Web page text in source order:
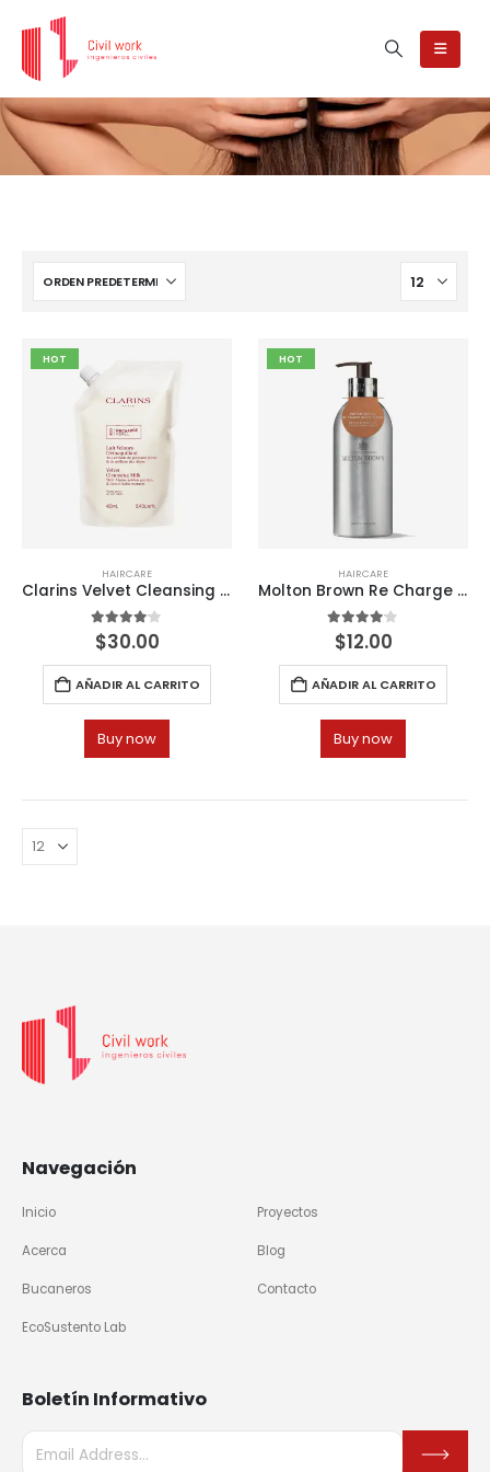
HOT
HAIRCARE
Clarins Velvet Cleansing Milk Refill 400ml
4.00out of 5
$30.00
AÑADIR AL CARRITO
Buy now
HOT
HAIRCARE
Molton Brown Re Charge Black Pepper Infinite Bottle
4.00out of 5
$12.00
AÑADIR AL CARRITO
Buy now
Navegación
Inicio
Acerca
Bucaneros
EcoSustento Lab
Proyectos
Blog
Contacto
Boletín Informativo